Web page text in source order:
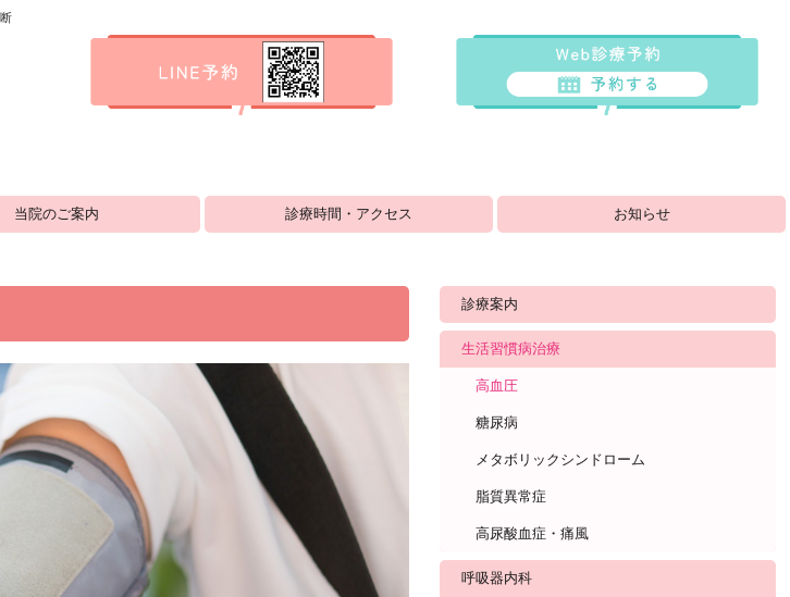
当院のご案内 診療時間・アクセス お知らせ
診療案内
生活習慣病治療
高血圧
糖尿病
メタボリックシンドローム
脂質異常症
高尿酸血症・痛風
呼吸器内科